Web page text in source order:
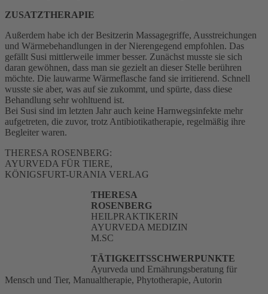
ZUSATZTHERAPIE
Außerdem habe ich der Besitzerin Massagegriffe, Ausstreichungen
und Wärmebehandlungen in der Nierengegend empfohlen. Das
gefällt Susi mittlerweile immer besser. Zunächst musste sie sich
daran gewöhnen, dass man sie gezielt an dieser Stelle berühren
möchte. Die lauwarme Wärmeflasche fand sie irritierend. Schnell
wusste sie aber, was auf sie zukommt, und spürte, dass diese
Behandlung sehr wohltuend ist.
Bei Susi sind im letzten Jahr auch keine Harnwegsinfekte mehr
aufgetreten, die zuvor, trotz Antibiotikatherapie, regelmäßig ihre
Begleiter waren.
THERESA ROSENBERG:
AYURVEDA FÜR TIERE,
KÖNIGSFURT-URANIA VERLAG
THERESA
ROSENBERG
HEILPRAKTIKERIN
AYURVEDA MEDIZIN
M.SC
TÄTIGKEITSSCHWERPUNKTE
Ayurveda und Ernährungsberatung für
Mensch und Tier, Manualtherapie, Phytotherapie, Autorin